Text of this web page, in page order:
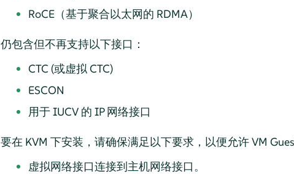
RoCE（基于聚合以太网的 RDMA）
仍包含但不再支持以下接口：
CTC (或虚拟 CTC)
ESCON
用于 IUCV 的 IP 网络接口
要在 KVM 下安装，请确保满足以下要求，以便允许 VM
虚拟网络接口连接到主机网络接口。